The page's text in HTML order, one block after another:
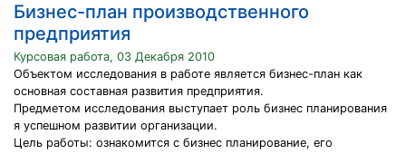
Бизнес-план производственного
предприятия
Курсовая работа, 03 Декабря 2010
Объектом исследования в работе является бизнес-план как
основная составная развития предприятия.
Предметом исследования выступает роль бизнес планирования
я успешном развитии организации.
Цель работы: ознакомится с бизнес планирование, его